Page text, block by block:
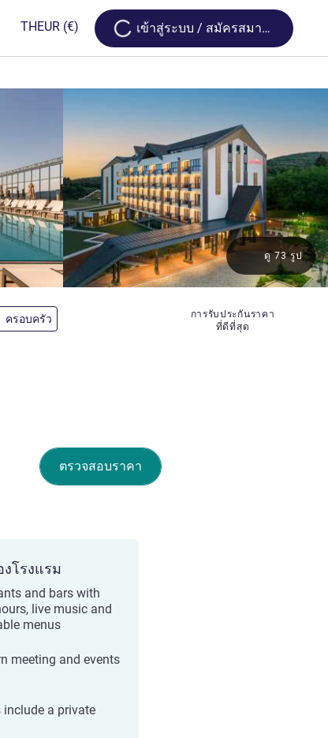
THEUR (€) Loading...
เข้าสู่ระบบ / สมัครสมาชิก
ครอบครัว
การรับประกันราคา
ที่ดีที่สุด
ดู 73 รูป
ตรวจสอบราคา
โรงแรม
and bars with
live music and
menus
meeting and events
include a private